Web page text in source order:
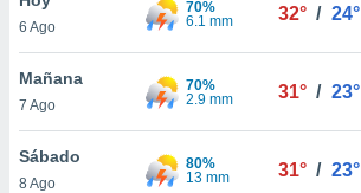
y
en
más
6 Ago
70%
6.1 mm
32° / 24°
Mañana
7 Ago
70%
2.9 mm
31° / 23°
Sábado
8 Ago
80%
13 mm
31° / 23°